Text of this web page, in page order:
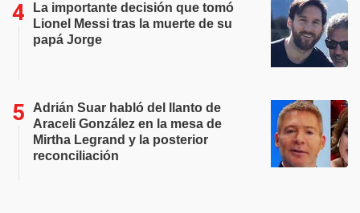
La importante decisión que tomó
Lionel Messi tras la muerte de su
papá Jorge
Adrián Suar habló del llanto de
Araceli González en la mesa de
Mirtha Legrand y la posterior
reconciliación